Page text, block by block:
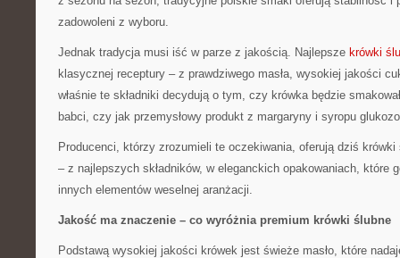
zadowoleni z wyboru.
Jednak tradycja musi iść w parze z jakością. Najlepsze krówki
klasycznej receptury – z prawdziwego masła, wysokiej jakości
właśnie te składniki decydują o tym, czy krówka będzie
babci, czy jak przemysłowy produkt z margaryny i syropu
Producenci, którzy zrozumieli te oczekiwania, oferują dziś
– z najlepszych składników, w eleganckich opakowaniach, które
innych elementów weselnej aranżacji.
Jakość ma znaczenie – co wyróżnia premium krówki ślubne
Podstawą wysokiej jakości krówek jest świeże masło, które